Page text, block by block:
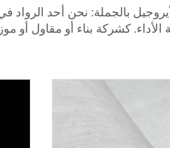
بالجملة: نحن أحد
الأداء. كشركة بناء أو مقاول